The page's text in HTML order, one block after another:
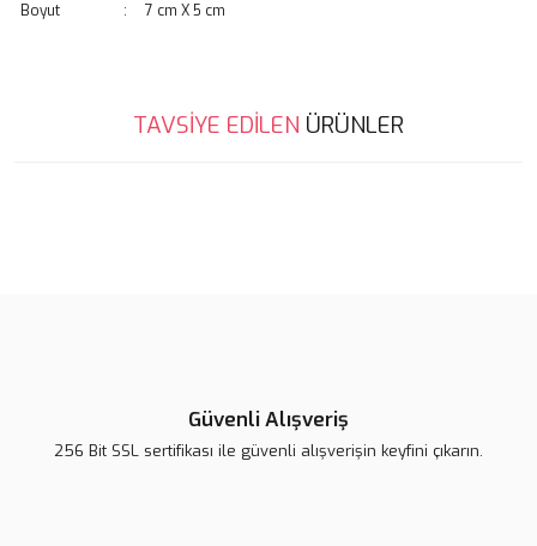
Boyut : 7 cm X 5 cm
Bu ürünün fiyat bilgisi, resim, ürün açıklamalarında ve diğer
konularda yetersiz gördüğünüz noktaları öneri formunu kullanarak
TAVSİYE EDİLEN ÜRÜNLER
Güvenli Alışveriş
256 Bit SSL sertifikası ile güvenli alışverişin keyfini çıkarın.